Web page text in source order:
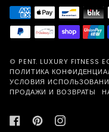
© PENT. LUXURY FITNESS
ПОЛИТИКА
УСЛОВИЯ
ПРОДАЖИ И ВОЗВРАТЫ